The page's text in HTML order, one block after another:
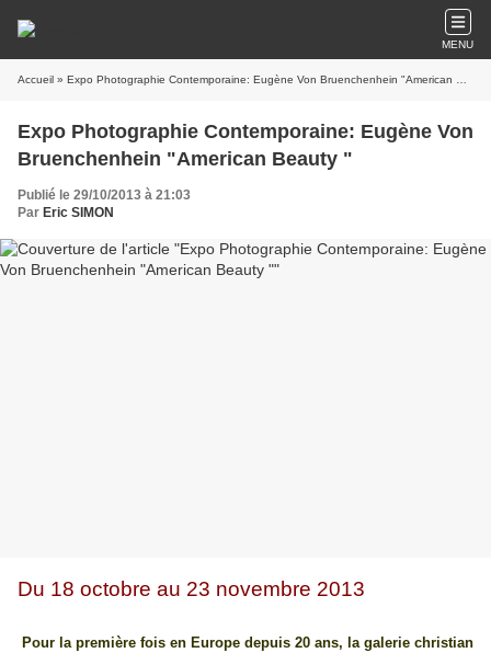
MENU
Accueil » Expo Photographie Contemporaine: Eugène Von Bruenchenhein "American Beauty "
Expo Photographie Contemporaine: Eugène Von
Bruenchenhein "American Beauty "
Publié le 29/10/2013 à 21:03
Par Eric SIMON
Du 18 octobre au 23 novembre 2013
Pour la première fois en Europe depuis 20 ans, la galerie christian